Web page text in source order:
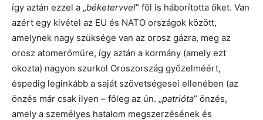
így aztán ezzel a „béketervvel” föl is háborította őket. Van
azért egy kivétel az EU és NATO országok között,
amelynek nagy szüksége van az orosz gázra, meg az
orosz atomerőműre, így aztán a kormány (amely ezt
okozta) nagyon szurkol Oroszország győzelméért,
éspedig leginkább a saját szövetségesei ellenében (az
önzés már csak ilyen – főleg az ún. „patrióta” önzés,
amely a személyes hatalom megszerzésének és